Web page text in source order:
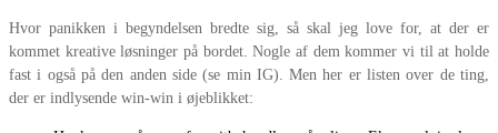
Hvor panikken i begyndelsen bredte sig, så skal jeg love for, at der er
kommet kreative løsninger på bordet. Nogle af dem kommer vi til at holde
fast i også på den anden side (se min IG). Men her er listen over de ting,
der er indlysende win-win i øjeblikket: